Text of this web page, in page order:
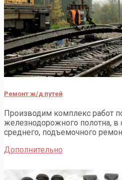
Ремонт ж/д путей
Производим комплекс работ
железнодорожного полотна, в
среднего, подъемочного
Дополнительно